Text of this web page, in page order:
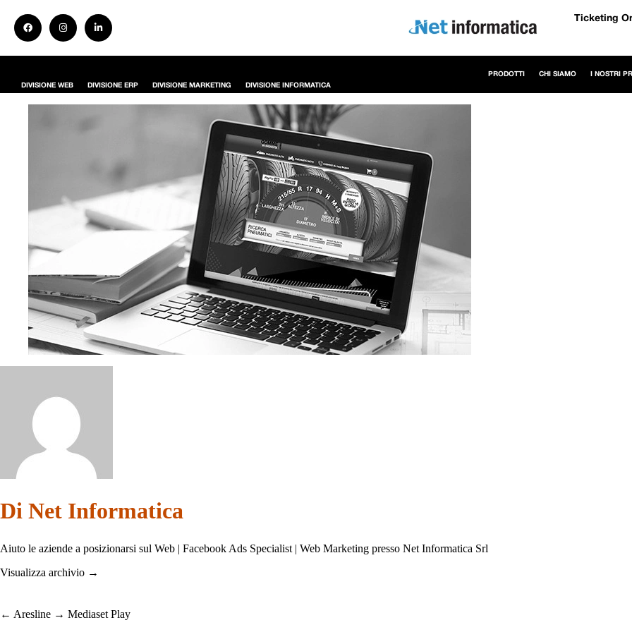
Ticketing
DIVISIONE WEB DIVISIONE ERP DIVISIONE MARKETING DIVISIONE INFORMATICA
PRODOTTI CHI SIAMO I NOSTRI
Di Net Informatica
Aiuto le aziende a posizionarsi sul Web | Facebook Ads Specialist | Web Marketing presso Net Informatica Srl
Visualizza archivio →
← Aresline → Mediaset Play